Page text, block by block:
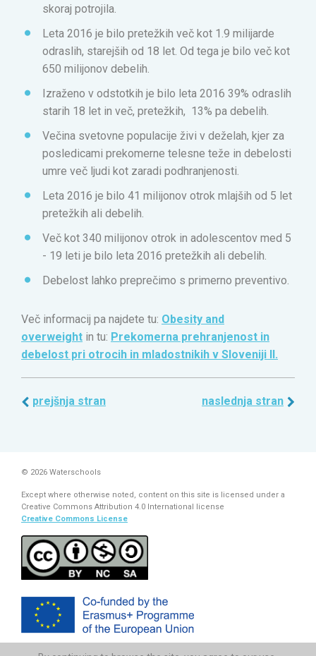
skoraj potrojila.
Leta 2016 je bilo pretežkih več kot 1.9 milijarde
odraslih, starejših od 18 let. Od tega je bilo več kot
650 milijonov debelih.
Izraženo v odstotkih je bilo leta 2016 39% odraslih
starih 18 let in več, pretežkih, 13% pa debelih.
Večina svetovne populacije živi v deželah, kjer za
posledicami prekomerne telesne teže in debelosti
umre več ljudi kot zaradi podhranjenosti.
Leta 2016 je bilo 41 milijonov otrok mlajših od 5 let
pretežkih ali debelih.
Več kot 340 milijonov otrok in adolescentov med 5
- 19 leti je bilo leta 2016 pretežkih ali debelih.
Debelost lahko preprečimo s primerno preventivo.
Več informacij pa najdete tu: Obesity and
overweight in tu: Prekomerna prehranjenost in
debelost pri otrocih in mladostnikih v Sloveniji II.
prejšnja stran naslednja stran
© 2026 Waterschools
Except where otherwise noted, content on this site is licensed under a
Creative Commons Attribution 4.0 International license
Creative Commons License